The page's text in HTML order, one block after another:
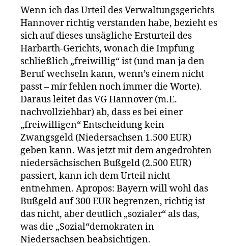
Wenn ich das Urteil des Verwaltungsgerichts
Hannover richtig verstanden habe, bezieht es
sich auf dieses unsägliche Ersturteil des
Harbarth-Gerichts, wonach die Impfung
schließlich „freiwillig“ ist (und man ja den
Beruf wechseln kann, wenn’s einem nicht
passt – mir fehlen noch immer die Worte).
Daraus leitet das VG Hannover (m.E.
nachvollziehbar) ab, dass es bei einer
„freiwilligen“ Entscheidung kein
Zwangsgeld (Niedersachsen 1.500 EUR)
geben kann. Was jetzt mit dem angedrohten
niedersächsischen Bußgeld (2.500 EUR)
passiert, kann ich dem Urteil nicht
entnehmen. Apropos: Bayern will wohl das
Bußgeld auf 300 EUR begrenzen, richtig ist
das nicht, aber deutlich „sozialer“ als das,
was die „Sozial“demokraten in
Niedersachsen beabsichtigen.